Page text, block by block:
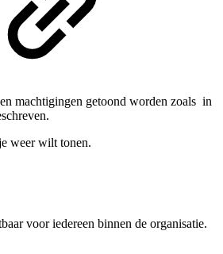
machtigingen getoond worden zoals in
weer wilt tonen.
voor iedereen binnen de organisatie.